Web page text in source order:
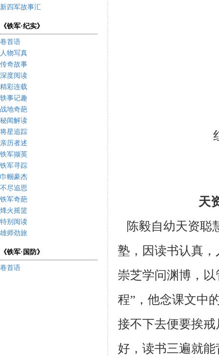
新四军故事汇
《铁军·纪实》
卷首语
人物写真
传奇故事
深度阅读
精彩连载
轶事记趣
战地奇葩
秘闻解读
将星追踪
亲历者述
铁军撷英
铁军寻踪
巾帼豪杰
不尽追思
铁军奇葩
烽火摇篮
特别阅读
雄师劲旅
《铁军·国防》
卷首语
天
陈毅自幼天资聪
塾，因读书认真
崇芝学问渊博，
程”，他念课文中
接不下去便要挨
好，读书三遍就能